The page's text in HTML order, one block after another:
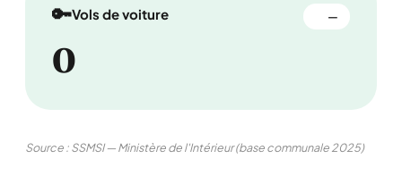
🔑Vols de voiture —
0
Source : SSMSI — Ministère de l'Intérieur (base communale 2025)